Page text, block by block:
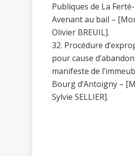
Publiques de La
Avenant au bail –
Olivier BREUIL].
Procédure
pour cause d’abandon
manifeste de
Bourg d’Antoigny –
Sylvie SELLIER].